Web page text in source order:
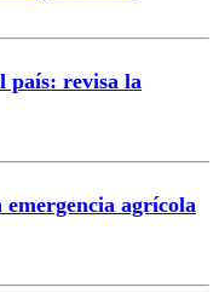
país: revisa la
agrícola